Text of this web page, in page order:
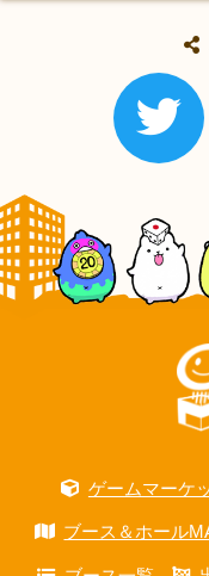
ゲームマーケ
ブース＆ホール